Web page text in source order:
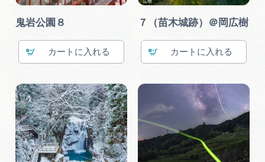
鬼岩公園８
カート
７（苗木城跡）＠岡広樹
カート